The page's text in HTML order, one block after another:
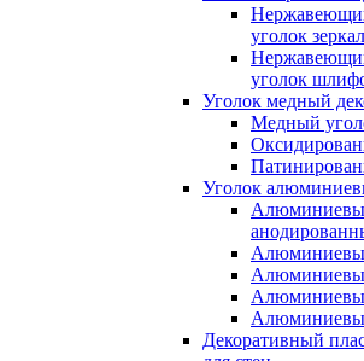
уголок
уголок
Уголок медный
Медный
Уголок
Декоративный